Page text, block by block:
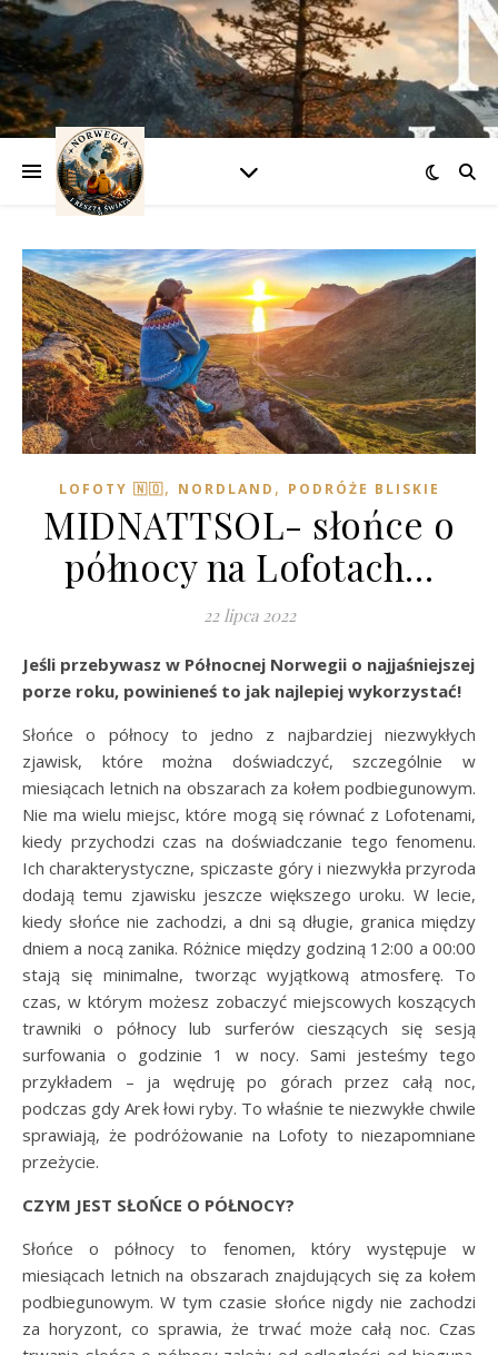
LOFOTY 🇳🇴, NORDLAND , PODRÓŻE BLISKIE
MIDNATTSOL- słońce o
północy na Lofotach…
22 lipca 2022
Jeśli przebywasz w Północnej Norwegii o najjaśniejszej
porze roku, powinieneś to jak najlepiej wykorzystać!
Słońce o północy to jedno z najbardziej niezwykłych
zjawisk, które można doświadczyć, szczególnie w
miesiącach letnich na obszarach za kołem podbiegunowym.
Nie ma wielu miejsc, które mogą się równać z Lofotenami,
kiedy przychodzi czas na doświadczanie tego fenomenu.
Ich charakterystyczne, spiczaste góry i niezwykła przyroda
dodają temu zjawisku jeszcze większego uroku. W lecie,
kiedy słońce nie zachodzi, a dni są długie, granica między
dniem a nocą zanika. Różnice między godziną 12:00 a 00:00
stają się minimalne, tworząc wyjątkową atmosferę. To
czas, w którym możesz zobaczyć miejscowych koszących
trawniki o północy lub surferów cieszących się sesją
surfowania o godzinie 1 w nocy. Sami jesteśmy tego
przykładem – ja wędruję po górach przez całą noc,
podczas gdy Arek łowi ryby. To właśnie te niezwykłe chwile
sprawiają, że podróżowanie na Lofoty to niezapomniane
przeżycie.
CZYM JEST SŁOŃCE O PÓŁNOCY?
Słońce o północy to fenomen, który występuje w
miesiącach letnich na obszarach znajdujących się za kołem
podbiegunowym. W tym czasie słońce nigdy nie zachodzi
za horyzont, co sprawia, że trwać może całą noc. Czas